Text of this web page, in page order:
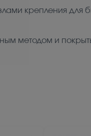
крепления для
методом и